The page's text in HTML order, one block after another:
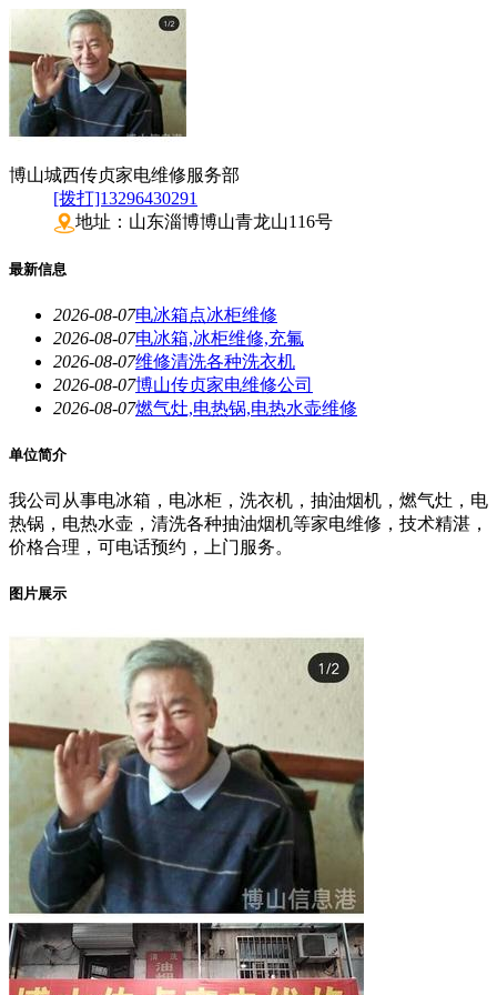
博山城西传贞家电维修服务部
[拨打]13296430291
地址：山东淄博博山青龙山116号
最新信息
2026-08-07电冰箱点冰柜维修
2026-08-07电冰箱,冰柜维修,充氟
2026-08-07维修清洗各种洗衣机
2026-08-07博山传贞家电维修公司
2026-08-07燃气灶,电热锅,电热水壶维修
单位简介
我公司从事电冰箱，电冰柜，洗衣机，抽油烟机，燃气灶，电
热锅，电热水壶，清洗各种抽油烟机等家电维修，技术精湛，
价格合理，可电话预约，上门服务。
图片展示